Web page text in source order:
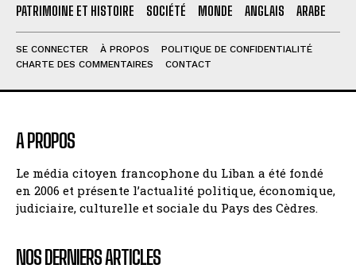
PATRIMOINE ET HISTOIRE
SOCIÉTÉ MONDE ANGLAIS ARABE
SE CONNECTER À PROPOS
POLITIQUE DE CONFIDENTIALITÉ
CHARTE DES COMMENTAIRES
CONTACT
A PROPOS
Le média citoyen francophone du Liban a été fondé
en 2006 et présente l’actualité politique, économique,
judiciaire, culturelle et sociale du Pays des Cèdres.
NOS DERNIERS ARTICLES